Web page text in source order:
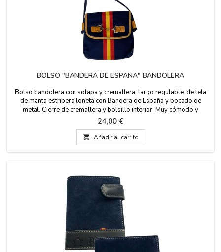
BOLSO "BANDERA DE ESPAÑA" BANDOLERA
Bolso bandolera con solapa y cremallera, largo regulable, de tela
de manta estribera loneta con Bandera de España y bocado de
metal. Cierre de cremallera y bolsillo interior. Muy cómodo y
práctico para llevar sus cosas con estilo. Medidas: 20 cm x 20 cm
Precio
24,00 €
 Añadir al carrito